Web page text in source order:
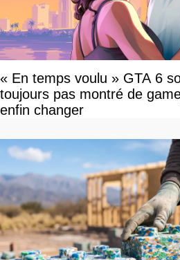
« En temps voulu » GTA 6
toujours pas montré de
enfin changer